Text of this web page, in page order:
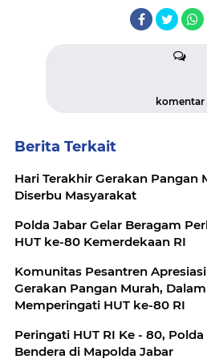
komentar
Berita Terkait
Hari Terakhir Gerakan Pangan
Diserbu Masyarakat
Polda Jabar Gelar Beragam
HUT ke-80 Kemerdekaan RI
Komunitas Pesantren
Gerakan Pangan Murah, Dalam Rangka
Memperingati HUT ke-80 RI
Peringati HUT RI Ke - 80,
Bendera di Mapolda Jabar